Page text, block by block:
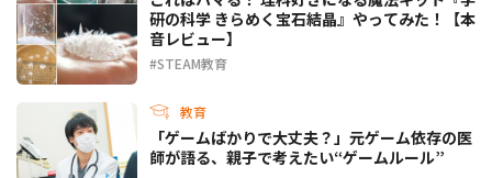
研の科学 きらめく宝石結晶』やってみた！【本
音レビュー】
STEAM教育
教育
「ゲームばかりで大丈夫？」元ゲーム依存の医
師が語る、親子で考えたい“ゲームルール”